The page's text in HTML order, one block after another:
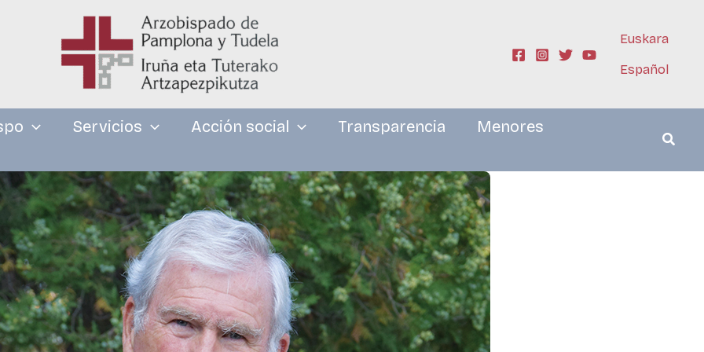
Euskara
Español
Servicios Acción social Transparencia
Menores